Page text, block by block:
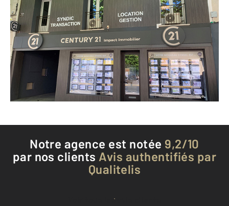
CENTURY 21 Impact Immobilier
18 avenue du Général de Gaulle
ALES - 30100
Envoyer un message
Téléphoner à l'agence
Notre agence est notée 9,2/10
par nos clients Avis authentifiés par
Qualitelis
Voir tous les avis clients